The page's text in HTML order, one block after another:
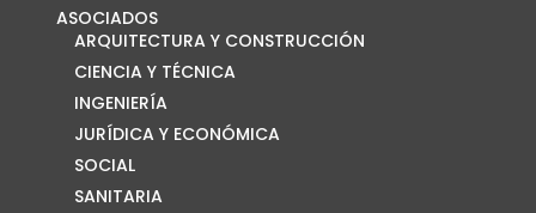
ASOCIADOS
ARQUITECTURA Y CONSTRUCCIÓN
CIENCIA Y TÉCNICA
INGENIERÍA
JURÍDICA Y ECONÓMICA
SOCIAL
SANITARIA